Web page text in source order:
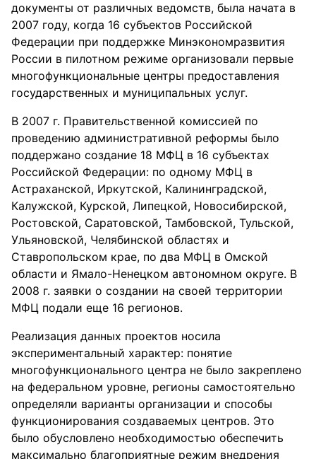
документы от различных ведомств, была начата в
2007 году, когда 16 субъектов Российской
Федерации при поддержке Минэкономразвития
России в пилотном режиме организовали первые
многофункциональные центры предоставления
государственных и муниципальных услуг.
В 2007 г. Правительственной комиссией по
проведению административной реформы было
поддержано создание 18 МФЦ в 16 субъектах
Российской Федерации: по одному МФЦ в
Астраханской, Иркутской, Калининградской,
Калужской, Курской, Липецкой, Новосибирской,
Ростовской, Саратовской, Тамбовской, Тульской,
Ульяновской, Челябинской областях и
Ставропольском крае, по два МФЦ в Омской
области и Ямало-Ненецком автономном округе. В
2008 г. заявки о создании на своей территории
МФЦ подали еще 16 регионов.
Реализация данных проектов носила
экспериментальный характер: понятие
многофункционального центра не было закреплено
на федеральном уровне, регионы самостоятельно
определяли варианты организации и способы
функционирования создаваемых центров. Это
было обусловлено необходимостью обеспечить
максимально благоприятные режим внедрения